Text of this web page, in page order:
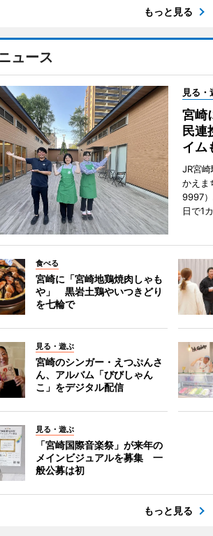
もっと見る
ュース
見る・
宮崎
民連
イム
JR宮
かえま
9997
日で1
食べる
宮崎に「宮崎地鶏焼肉しゃも
や」 黒岩土鶏やいつきどり
を七輪で
見る・遊ぶ
宮崎のシンガー・えつぷんさ
ん、アルバム「びびしゃん
こ」をデジタル配信
見る・遊ぶ
「宮崎国際音楽祭」が来年の
メインビジュアルを募集 一
般公募は初
もっと見る